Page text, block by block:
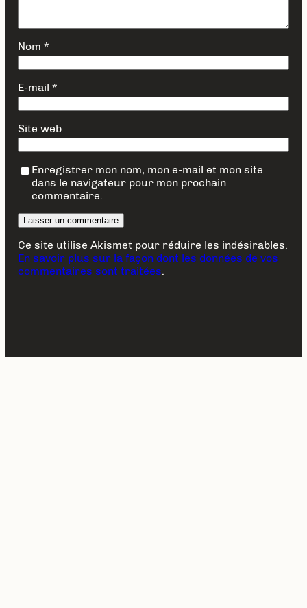
Nom *
E-mail *
Site web
Enregistrer mon nom, mon e-mail et mon site
dans le navigateur pour mon prochain
commentaire.
Ce site utilise Akismet pour réduire les indésirables.
En savoir plus sur la façon dont les données de vos
commentaires sont traitées.